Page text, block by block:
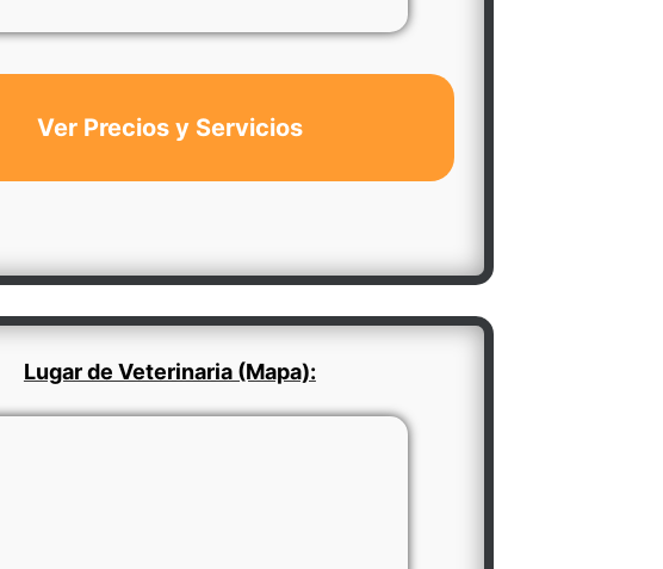
Ver Precios y Servicios
Lugar de Veterinaria (Mapa):